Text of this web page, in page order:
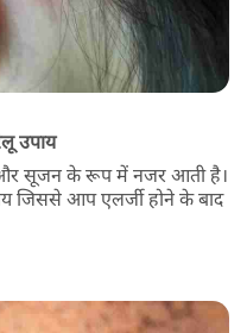
उपाय
सूजन के रूप में नजर आती है।
जिससे आप एलर्जी होने के बाद